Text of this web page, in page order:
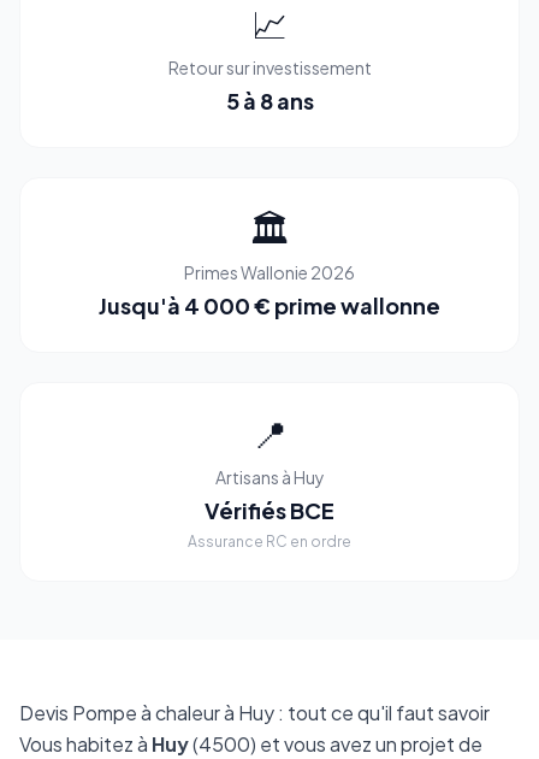
📈
Retour sur investissement
5 à 8 ans
🏛️
Primes Wallonie 2026
Jusqu'à 4 000 € prime wallonne
📍
Artisans à Huy
Vérifiés BCE
Assurance RC en ordre
Devis Pompe à chaleur à Huy : tout ce qu'il faut savoir
Vous habitez à Huy(4500) et vous avez un projet de